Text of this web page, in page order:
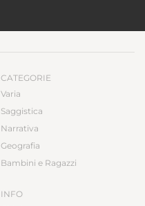
CATEGORIE
Varia
Saggistica
Narrativa
Geografia
Bambini e Ragazzi
INFO